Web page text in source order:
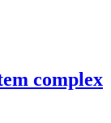
complex